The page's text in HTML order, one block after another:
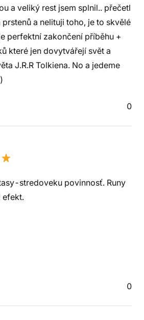
a veliký rest jsem splnil.. přečetl
prstenů a nelituji toho, je to skvělé
perfektní zakončení příběhu +
které jen dovytvářejí svět a
J.R.R Tolkiena. No a jedeme
0
stredoveku povinnosť. Runy
efekt.
0